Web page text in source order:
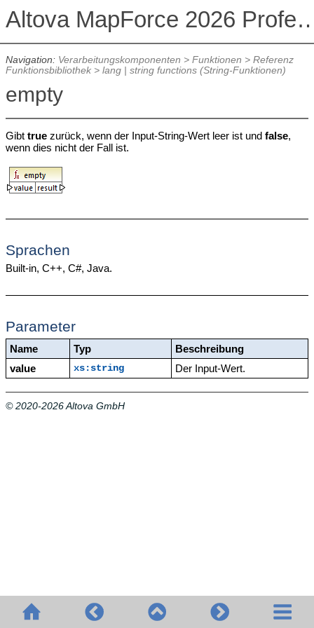
Altova MapForce
Navigation: Verarbeitungskomponenten > Funktionen > Referenz
Funktionsbibliothek> lang | string functions (String-Funktionen)
empty
Gibt truezurück, wenn der Input-String-Wert leer ist und false,
wenn dies nicht der Fall ist.
Sprachen
Built-in, C++, C#, Java.
Parameter
Name Typ
Beschreibung
value
xs:string Der Input-Wert.
© 2020-2026 Altova GmbH